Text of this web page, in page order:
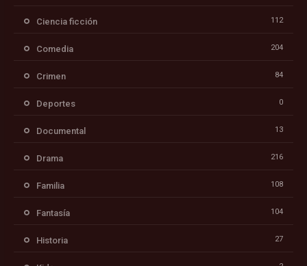
Ciencia ficción 112
Comedia 204
Crimen 84
Deportes 0
Documental 13
Drama 216
Familia 108
Fantasía 104
Historia 27